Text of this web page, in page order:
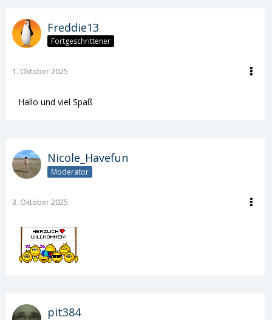
Freddie13
Fortgeschrittener
1. Oktober 2025
Hallo und viel Spaß
Nicole_Havefun
Moderator
3. Oktober 2025
pit384